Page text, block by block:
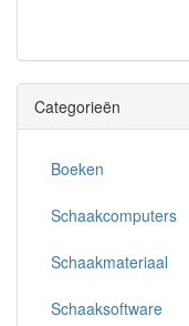
Categorieën
Boeken
Schaakcomputers
Schaakmateriaal
Schaaksoftware